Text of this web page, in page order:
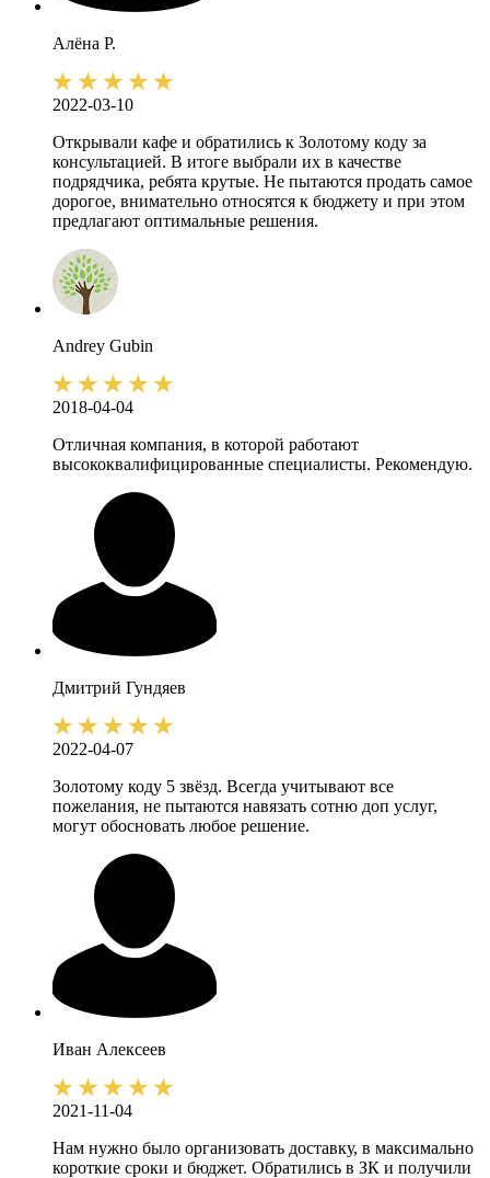
Алёна Р.
2022-03-10
Открывали кафе и обратились к Золотому коду за
консультацией. В итоге выбрали их в качестве
подрядчика, ребята крутые. Не пытаются продать самое
дорогое, внимательно относятся к бюджету и при этом
предлагают оптимальные решения.
Andrey Gubin
2018-04-04
Отличная компания, в которой работают
высококвалифицированные специалисты. Рекомендую.
Дмитрий Гундяев
2022-04-07
Золотому коду 5 звёзд. Всегда учитывают все
пожелания, не пытаются навязать сотню доп услуг,
могут обосновать любое решение.
Иван Алексеев
2021-11-04
Нам нужно было организовать доставку, в максимально
короткие сроки и бюджет. Обратились в ЗК и получили